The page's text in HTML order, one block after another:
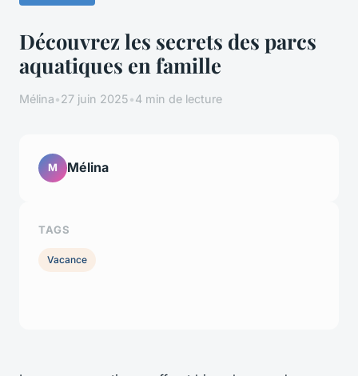
Découvrez les secrets des parcs
aquatiques en famille
Mélina•27 juin 2025•4 min de lecture
M Mélina
TAGS
Vacance